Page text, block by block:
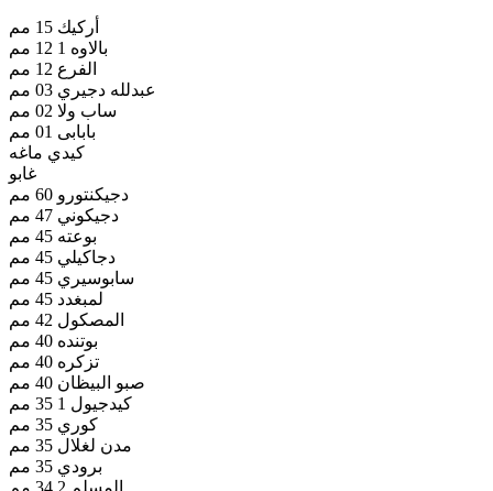
أركيك 15 مم
بالاوه 1 12 مم
الفرع 12 مم
عبدلله دجيري 03 مم
ساب ولا 02 مم
بابابى 01 مم
كيدي ماغه
غابو
دجيكنتورو 60 مم
دجيكوني 47 مم
بوعته 45 مم
دجاكيلي 45 مم
سابوسيري 45 مم
لمبغدد 45 مم
المصكول 42 مم
بوتنده 40 مم
تزكره 40 مم
صبو البيظان 40 مم
كيدجيول 1 35 مم
كوري 35 مم
مدن لغلال 35 مم
برودي 35 مم